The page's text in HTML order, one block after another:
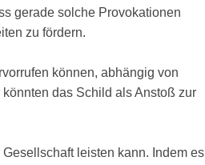
gerade solche Provokationen
zu fördern.
können, abhängig von
das Schild als Anstoß zur
leisten kann. Indem es